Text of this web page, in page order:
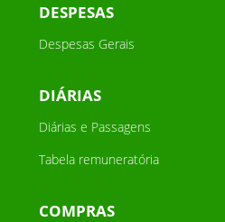
DESPESAS
Despesas Gerais
DIÁRIAS
Diárias e Passagens
Tabela remuneratória
COMPRAS